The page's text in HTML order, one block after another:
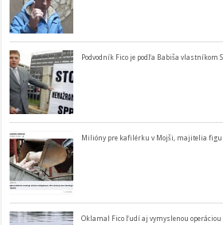
Podvodník Fico je podľa Babiša vlastníkom
Milióny pre kafilérku v Mojši, majitelia
Oklamal Fico ľudí aj vymyslenou